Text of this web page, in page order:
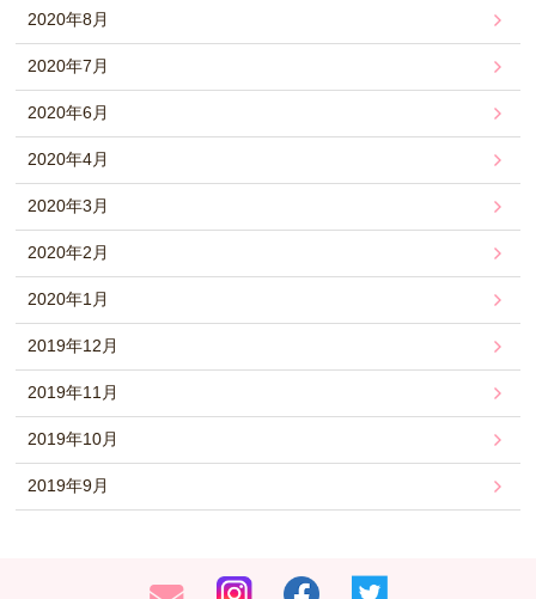
2020年8月
2020年7月
2020年6月
2020年4月
2020年3月
2020年2月
2020年1月
2019年12月
2019年11月
2019年10月
2019年9月